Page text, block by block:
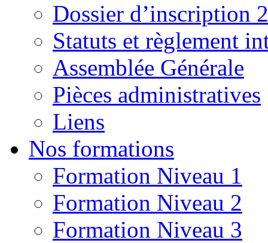
Dossier d’inscription
Statuts et règlement
Assemblée Générale
Pièces administratives
Liens
Nos formations
Formation Niveau 1
Formation Niveau 2
Formation Niveau 3